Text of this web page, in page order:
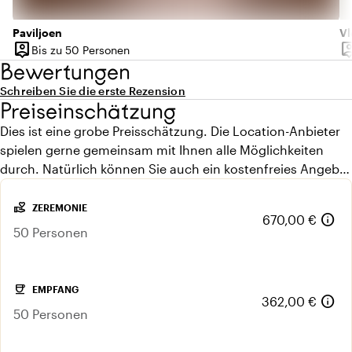
Paviljoen
person_pin
Kapazität
Bis zu 50 Personen
Bewertungen
Schreiben Sie die erste Rezension
Preiseinschätzung
Dies ist eine grobe Preisschätzung. Die Location-Anbieter
spielen gerne gemeinsam mit Ihnen alle Möglichkeiten
durch. Natürlich können Sie auch ein kostenfreies Angebot
anfordern.
volunteer_activism ZEREMONIE
50 Personen
670,00 € info
coffee EMPFANG
50 Personen
362,00 € info